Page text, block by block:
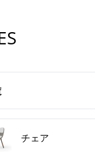
チェア